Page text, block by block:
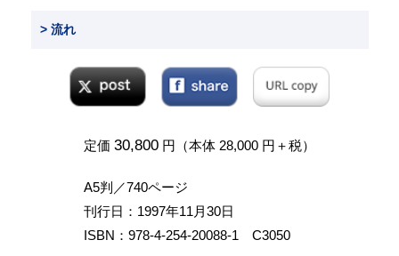
> 流れ
定価 30,800 円（本体 28,000 円＋税）
A5判／740ページ
刊行日：1997年11月30日
ISBN：978-4-254-20088-1 C3050